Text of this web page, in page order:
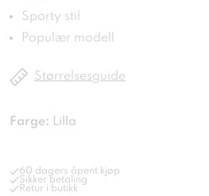
Sporty stil
Populær modell
Størrelsesguide
Farge: Lilla
60 dagers åpent kjøp
Sikker betaling
Retur i butikk